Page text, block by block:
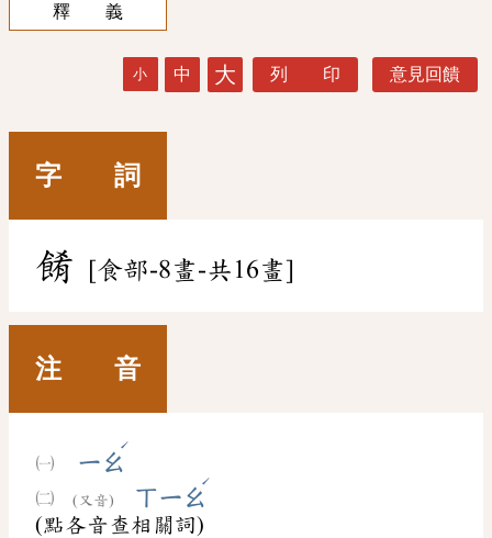
釋 義
小 中 大 列 印 意見回饋
字 詞
餚 [食部-8畫-共16畫]
注 音
ㄧㄠ
ˊ
(又音) ㄒㄧㄠ
ˊ
(點各音查相關詞)